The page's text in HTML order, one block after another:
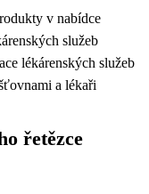
v nabídce
služeb
lékárenských služeb
a lékaři
řetězce